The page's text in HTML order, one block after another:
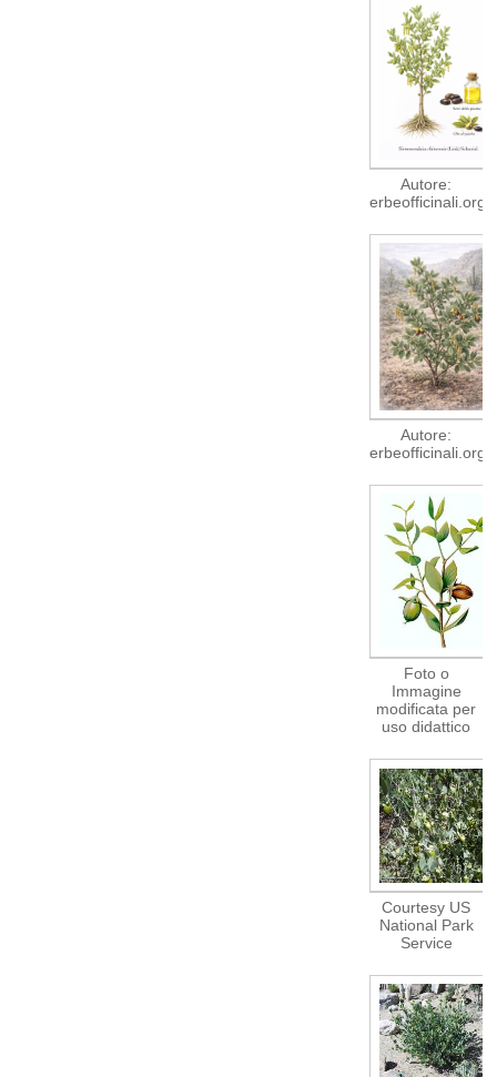
Autore:
erbeofficinali.org
Autore:
erbeofficinali.org
Foto o
Immagine
modificata per
uso didattico
Courtesy US
National Park
Service